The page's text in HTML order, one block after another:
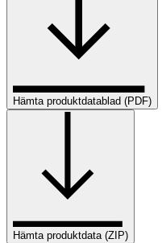
Hämta produktdatablad (PDF)
Hämta produktdata (ZIP)